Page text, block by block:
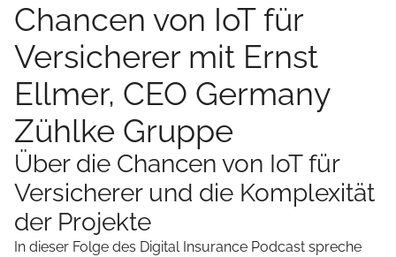
Chancen von IoT für
Versicherer mit Ernst
Ellmer, CEO Germany
Zühlke Gruppe
Über die Chancen von IoT für
Versicherer und die Komplexität
der Projekte
In dieser Folge des Digital Insurance Podcast spreche